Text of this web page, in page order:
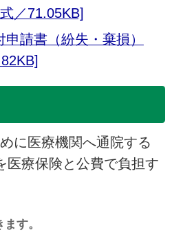
／71.05KB]
請書（紛失・棄損）
に医療機関へ通院する
医療保険と公費で負担す
す。